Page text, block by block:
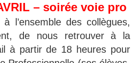
– soirée voie pro
l’ensemble des collègues,
de nous retrouver à la
à partir de 18 heures pour